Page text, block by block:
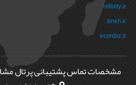
hillbilly.ir
bneh.ir
econbiz.ir
مشخصات تماس پشتیبانی پرتال